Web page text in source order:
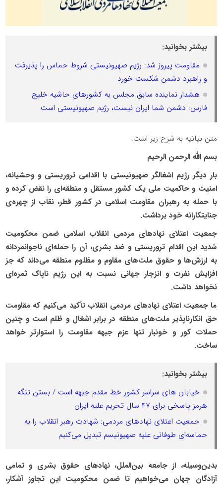
بیشتر بخوانید:
مقاومت پیروز شد: رژیم صهیونیستی شروط حماس را پذیرفت
و راهبرد دشمن شکست خورد
هشدار نماینده سابق مجلس به کشورهای حاشیه خلیج
فارس: دشمن شما ایران نیست، رژیم صهیونیستی است
متن بیانیه به شرح زیر است:
بسم الله الرحمن الرحیم
بار دیگر رژیم اشغالگر صهیونیستی با اقدامی تروریستی و وحشیانه،
امنیت و حاکمیت ملی یک کشور مستقل و منطقه‌ای را نقض کرده و
با حمله به رهبران مقاومت اسلامی در کشور قطر، نقاب از چهره‌ی
جنایتکارانه خود برداشت.
جمعیت اعتلای نهادهای مردمی انقلاب اسلامی ضمن محکومیت
شدید این اقدام تروریستی و ضد بشری، آن را حمله‌ای ناجوانمردانه
به ارزش‌ها و حقوق ملت‌های مقاوم و مظلوم منطقه می‌داند که جز
افزایش نفرت و انزجار جهانی نسبت به این رژیم ناپاک ثمره‌ای
نخواهد داشت.
ما جمعیت اعتلای نهادهای مردمی انقلاب تأکید می‌کنیم که مقاومت
حق انکارناپذیر ملت‌های منطقه در برابر اشغال و ظلم است و چنین
حملات کور و خونبار تنها عزم جبهه مقاومت را استوارتر خواهد
ساخت.
بیشتر بخوانید:
خیابان های سراسر کشور خط‌ مقدم جبهه است / بستن تنگه
هرمز پاسخی برای ۴۷ سال تحریم علیه ایران
جمعیت اعتلای نهادهای مردمی: شهادت رهبر انقلاب را به
حماسه‌ای طوفانی علیه صهیونیسم تبدیل می‌کنیم
بدین‌وسیله، از جامعه بین‌الملل، نهادهای حقوق بشری و تمامی
آزادگان جهان می‌خواهیم تا ضمن محکومیت این تجاوز آشکار،